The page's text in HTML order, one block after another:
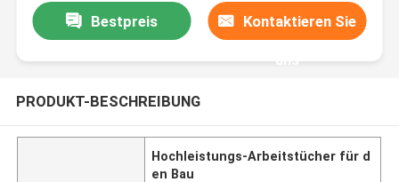
Bestpreis Kontaktieren Sie
uns
PRODUKT-BESCHREIBUNG
Hochleistungs-Arbeitstücher für d
en Bau